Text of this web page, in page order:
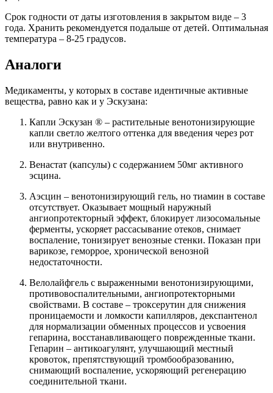
Срок годности от даты изготовления в закрытом виде – 3
года. Хранить рекомендуется подальше от детей. Оптимальная
температура – 8-25 градусов.
Аналоги
Медикаменты, у которых в составе идентичные активные
вещества, равно как и у Эскузана:
Капли Эскузан ® – растительные венотонизирующие
капли светло желтого оттенка для введения через рот
или внутривенно.
Венастат (капсулы) с содержанием 50мг активного
эсцина.
Аэсцин – венотонизирующий гель, но тиамин в составе
отсутствует. Оказывает мощный наружный
ангиопротекторный эффект, блокирует лизосомальные
ферменты, ускоряет рассасывание отеков, снимает
воспаление, тонизирует венозные стенки. Показан при
варикозе, геморрое, хронической венозной
недостаточности.
Велолайфгель с выраженными венотонизирующими,
противовоспалительными, ангиопротекторными
свойствами. В составе – троксерутин для снижения
проницаемости и ломкости капилляров, декспантенол
для нормализации обменных процессов и усвоения
гепарина, восстанавливающего поврежденные ткани.
Гепарин – антикоагулянт, улучшающий местный
кровоток, препятствующий тромбообразованию,
снимающий воспаление, ускоряющий регенерацию
соединительной ткани.